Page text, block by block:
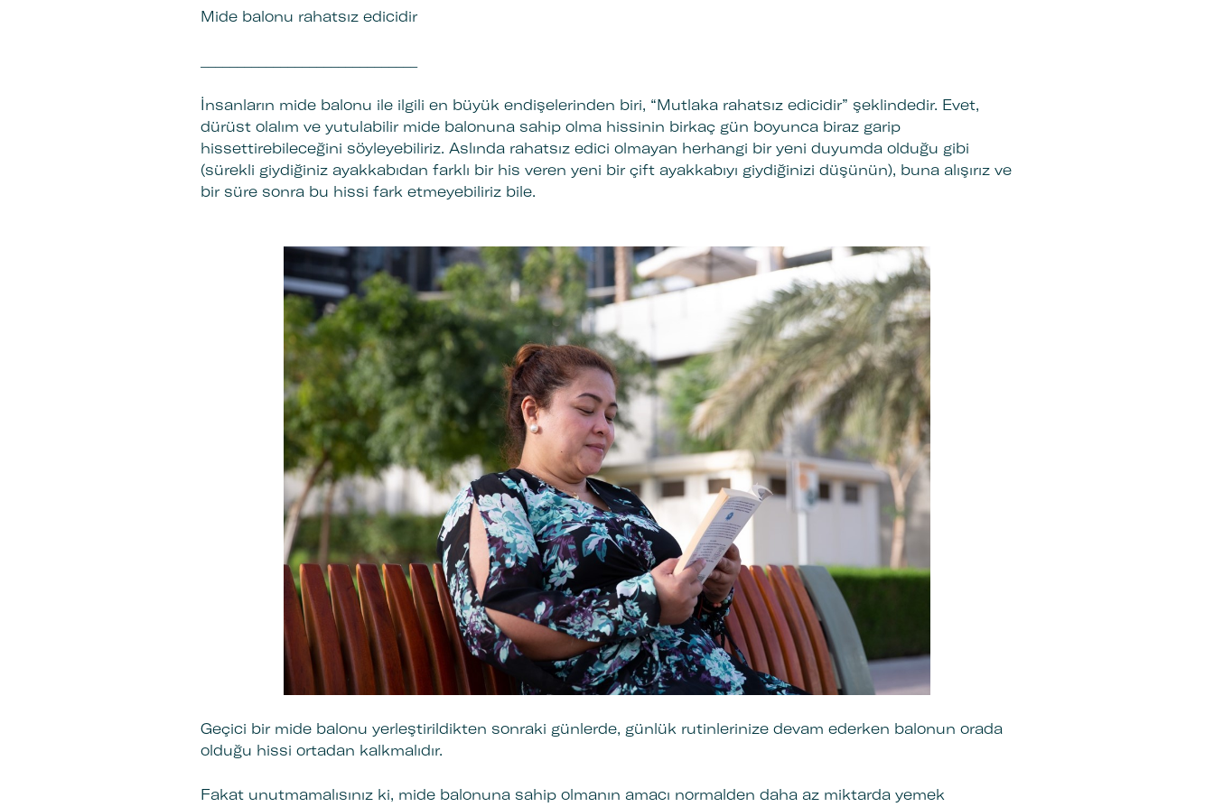
Mide balonu rahatsız edicidir
İnsanların mide balonu ile ilgili en büyük endişelerinden biri, “Mutlaka rahatsız edicidir” şeklindedir. Evet,
dürüst olalım ve yutulabilir mide balonuna sahip olma hissinin birkaç gün boyunca biraz garip
hissettirebileceğini söyleyebiliriz. Aslında rahatsız edici olmayan herhangi bir yeni duyumda olduğu gibi
(sürekli giydiğiniz ayakkabıdan farklı bir his veren yeni bir çift ayakkabıyı giydiğinizi düşünün), buna alışırız ve
bir süre sonra bu hissi fark etmeyebiliriz bile.
Geçici bir mide balonu yerleştirildikten sonraki günlerde, günlük rutinlerinize devam ederken balonun orada
olduğu hissi ortadan kalkmalıdır.
Fakat unutmamalısınız ki, mide balonuna sahip olmanın amacı normalden daha az miktarda yemek